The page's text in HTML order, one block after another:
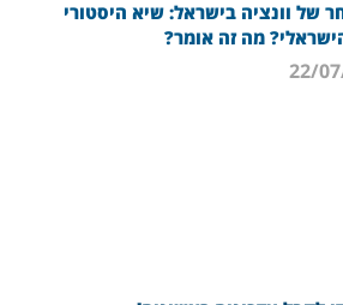
של וונציה בישראל: שיא היסטורי
מה זה אומר?